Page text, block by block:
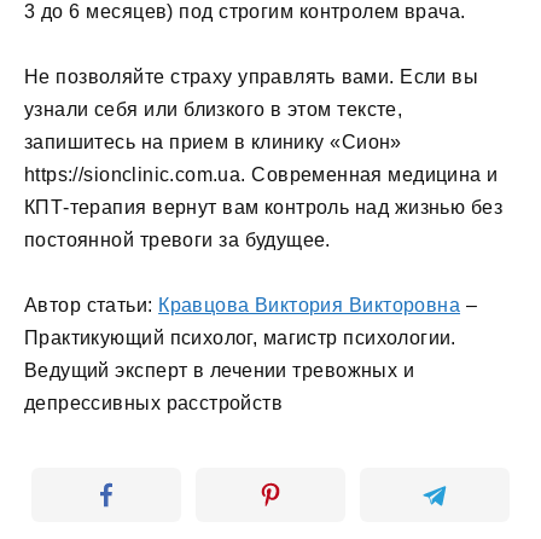
3 до 6 месяцев) под строгим контролем врача.
Не позволяйте страху управлять вами. Если вы
узнали себя или близкого в этом тексте,
запишитесь на прием в клинику «Сион»
https://sionclinic.com.ua. Современная медицина и
КПТ-терапия вернут вам контроль над жизнью без
постоянной тревоги за будущее.
Автор статьи: Кравцова Виктория Викторовна –
Практикующий психолог, магистр психологии.
Ведущий эксперт в лечении тревожных и
депрессивных расстройств